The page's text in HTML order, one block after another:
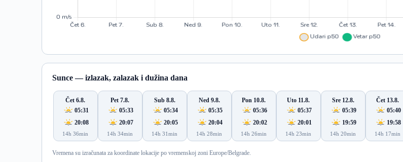
Sunce — izlazak, zalazak i dužina dana
Čet 6.8.
05:31
20:08
14h 36min
Pet 7.8.
05:33
20:07
14h 34min
Sub 8.8.
05:34
20:05
14h 31min
Ned 9.8.
05:35
20:04
14h 28min
Pon 10.8.
05:36
20:02
14h 26min
Uto 11.8.
05:37
20:01
14h 23min
Sre 12.8.
05:39
19:59
14h 20min
Čet 13.8.
05:40
19:58
14h 17min
Vremena su izračunata za koordinate lokacije po vremenskoj zoni Europe/Belgrade.